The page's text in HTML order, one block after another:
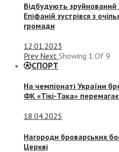
Відбудують
Епіфаній зустрівся з
громади
12.01.2023
Prev Next Showing 1 Of 9
СПОРТ
На чемпіонаті України
ФК «Тікі-Така»
18.04.2025
Нагороди броварських
Церкві